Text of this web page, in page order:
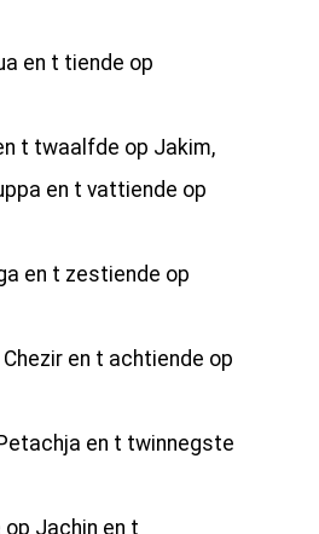
en t tiende op
t twaalfde op Jakim,
en t vattiende op
en t zestiende op
en t achtiende op
en t twinnegste
Jachin en t